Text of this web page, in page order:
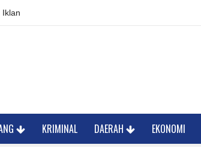
Iklan
KRIMINAL DAERAH EKONOMI